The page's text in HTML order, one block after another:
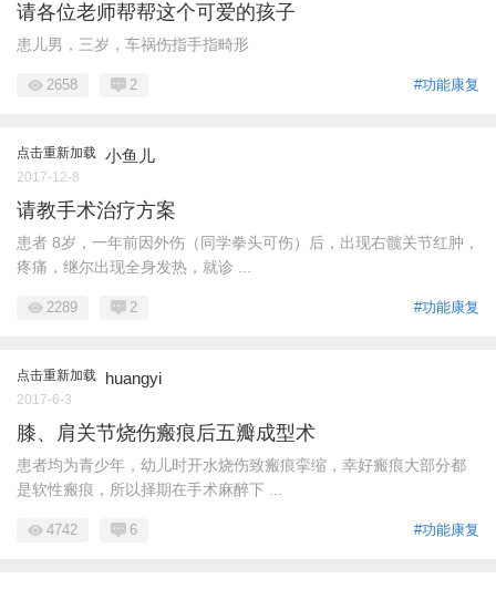
请各位老师帮帮这个可爱的孩子
患儿男，三岁，车祸伤指手指畸形
#功能康复
2658 2
点击重新加载 小鱼儿
2017-12-8
请教手术治疗方案
患者 8岁，一年前因外伤（同学拳头可伤）后，出现右髋关节红肿，
疼痛，继尔出现全身发热，就诊 ...
#功能康复
2289 2
点击重新加载 huangyi
2017-6-3
膝、肩关节烧伤瘢痕后五瓣成型术
患者均为青少年，幼儿时开水烧伤致瘢痕挛缩，幸好瘢痕大部分都
是软性瘢痕，所以择期在手术麻醉下 ...
#功能康复
4742 6